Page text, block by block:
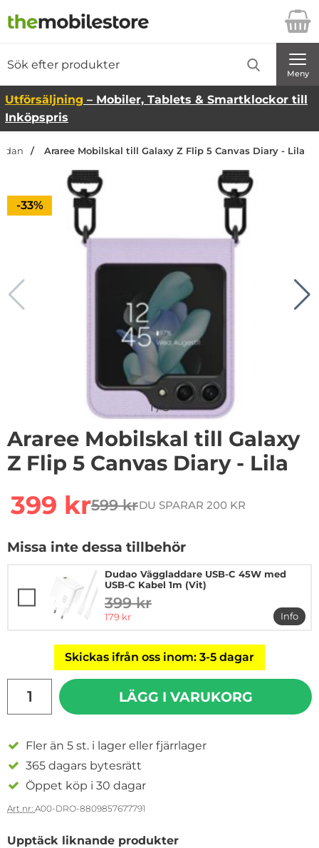
Startsidan för Danira Telecom AB
Meny
Utförsäljning – Mobiler, Tablets & Smartklockor till
Inköpspris
Araree Mobilskal till Galaxy Z Flip 5 Canvas Diary - Lila
Priset är nedsatt med
-33%
1/3
Araree Mobilskal till Galaxy
Z Flip 5 Canvas Diary - Lila
rea pris
399 krtidigare pris
599 krDU SPARAR 200 KR
Missa inte dessa tillbehör
Dudao Väggladdare USB-C 45W med
USB-C Kabel 1m (Vit)
tidigare pris
399 kr
rea pris
179 kr
Info
mer
Skickas ifrån oss inom: 3-5 dagar
LÄGG I VARUKORG
Fler än 5 st. i lager eller fjärrlager
365 dagars bytesrätt
Öppet köp i 30 dagar
Art nr: A00-DRO-8809857677791
Upptäck liknande produkter